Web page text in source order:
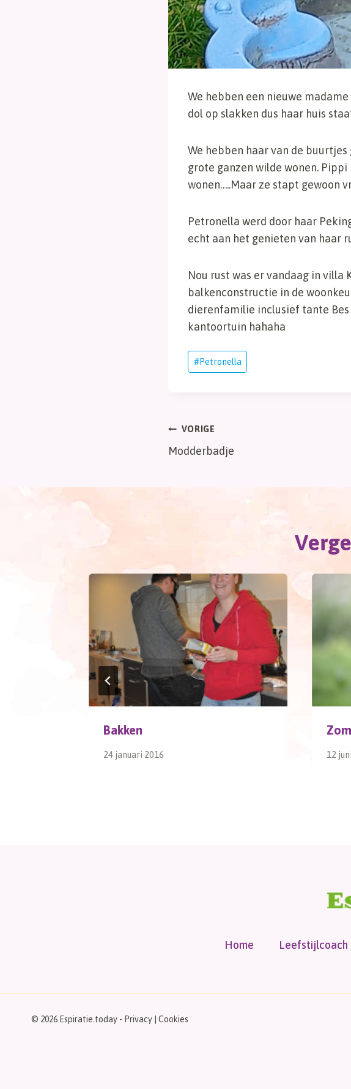
We hebben een nieuwe
dol op slakken dus haar huis
We hebben haar van de
grote ganzen wilde wonen.
wonen…..Maar ze stapt gewoon
Petronella werd door haar
echt aan het genieten van haar
Nou rust was er vandaag in villa
balkenconstructie in de
dierenfamilie inclusief tante Bes
kantoortuin hahaha
Bericht
tags:
#Petronella
Bericht
VORIGE
Modderbadje
Bakken
24 januari 2016 12
Home Leefstijlcoach
© 2026 Espiratie.today - Privacy Cookies